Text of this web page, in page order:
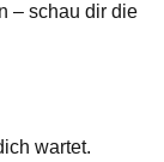
– schau dir die
wartet.